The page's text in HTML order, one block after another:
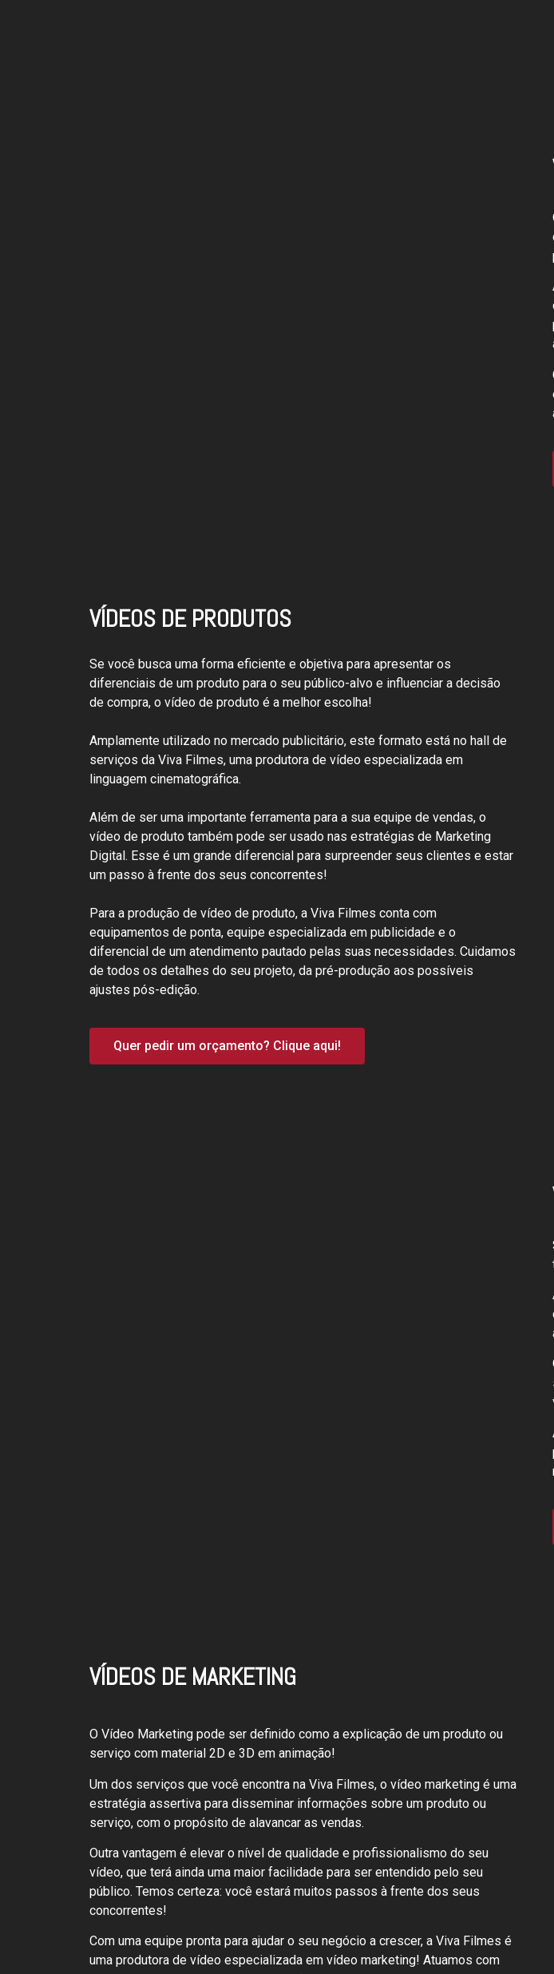
VÍDEOS DE PRODUTOS
Se você busca uma forma eficiente e objetiva para apresentar os
diferenciais de um produto para o seu público-alvo e influenciar a decisão
de compra, o vídeo de produto é a melhor escolha!
Amplamente utilizado no mercado publicitário, este formato está no hall de
serviços da Viva Filmes, uma produtora de vídeo especializada em
linguagem cinematográfica.
Além de ser uma importante ferramenta para a sua equipe de vendas, o
vídeo de produto também pode ser usado nas estratégias de Marketing
Digital. Esse é um grande diferencial para surpreender seus clientes e estar
um passo à frente dos seus concorrentes!
Para a produção de vídeo de produto, a Viva Filmes conta com
equipamentos de ponta, equipe especializada em publicidade e o
diferencial de um atendimento pautado pelas suas necessidades. Cuidamos
de todos os detalhes do seu projeto, da pré-produção aos possíveis
ajustes pós-edição.
Quer pedir um orçamento? Clique aqui!
VÍDEOS DE MARKETING
O Vídeo Marketing pode ser definido como a explicação de um produto ou
serviço com material 2D e 3D em animação!
Um dos serviços que você encontra na Viva Filmes, o vídeo marketing é uma
estratégia assertiva para disseminar informações sobre um produto ou
serviço, com o propósito de alavancar as vendas.
Outra vantagem é elevar o nível de qualidade e profissionalismo do seu
vídeo, que terá ainda uma maior facilidade para ser entendido pelo seu
público. Temos certeza: você estará muitos passos à frente dos seus
concorrentes!
Com uma equipe pronta para ajudar o seu negócio a crescer, a Viva Filmes é
uma produtora de vídeo especializada em vídeo marketing! Atuamos com